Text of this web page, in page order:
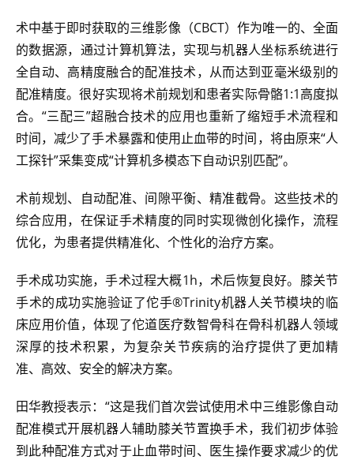
术中基于即时获取的三维影像（CBCT）作为唯一的、全面
的数据源，通过计算机算法，实现与机器人坐标系统进行
全自动、高精度融合的配准技术，从而达到亚毫米级别的
配准精度。很好实现将术前规划和患者实际骨骼1:1高度拟
合。“三配三”超融合技术的应用也重新了缩短手术流程和
时间，减少了手术暴露和使用止血带的时间，将由原来“人
工探针”采集变成“计算机多模态下自动识别匹配”。
术前规划、自动配准、间隙平衡、精准截骨。这些技术的
综合应用，在保证手术精度的同时实现微创化操作，流程
优化，为患者提供精准化、个性化的治疗方案。
手术成功实施，手术过程大概1h，术后恢复良好。膝关节
手术的成功实施验证了佗手®Trinity机器人关节模块的临
床应用价值，体现了佗道医疗数智骨科在骨科机器人领域
深厚的技术积累，为复杂关节疾病的治疗提供了更加精
准、高效、安全的解决方案。
田华教授表示：“这是我们首次尝试使用术中三维影像自动
配准模式开展机器人辅助膝关节置换手术，我们初步体验
到此种配准方式对于止血带时间、医生操作要求减少的优